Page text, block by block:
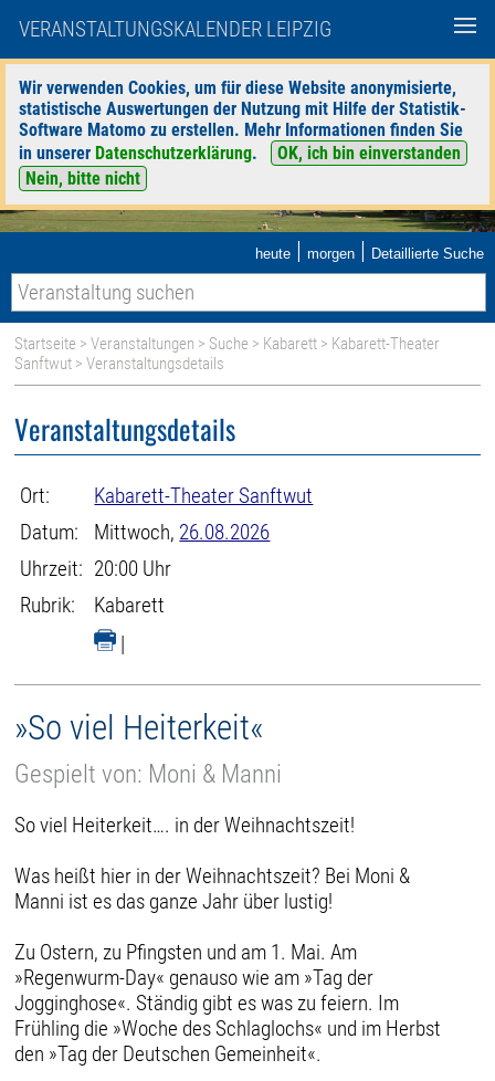
VERANSTALTUNGSKALENDER LEIPZIG
Wir verwenden Cookies, um für diese Website anonymisierte,
statistische Auswertungen der Nutzung mit Hilfe der Statistik-
Software Matomo zu erstellen. Mehr Informationen finden Sie
in unserer Datenschutzerklärung.
OK, ich bin einverstanden
Nein, bitte nicht
heute | morgen | Detaillierte Suche
Startseite >Veranstaltungen > Suche > Kabarett > Kabarett-Theater
Sanftwut > Veranstaltungsdetails
Veranstaltungsdetails
Ort:
Kabarett-Theater Sanftwut
Datum:
Mittwoch, 26.08.2026
Uhrzeit: 20:00 Uhr
Rubrik:
Kabarett
|
»So viel Heiterkeit«
Gespielt von: Moni & Manni
So viel Heiterkeit…. in der Weihnachtszeit!
Was heißt hier in der Weihnachtszeit? Bei Moni &
Manni ist es das ganze Jahr über lustig!
Zu Ostern, zu Pfingsten und am 1. Mai. Am
»Regenwurm-Day« genauso wie am »Tag der
Jogginghose«. Ständig gibt es was zu feiern. Im
Frühling die »Woche des Schlaglochs« und im Herbst
den »Tag der Deutschen Gemeinheit«.